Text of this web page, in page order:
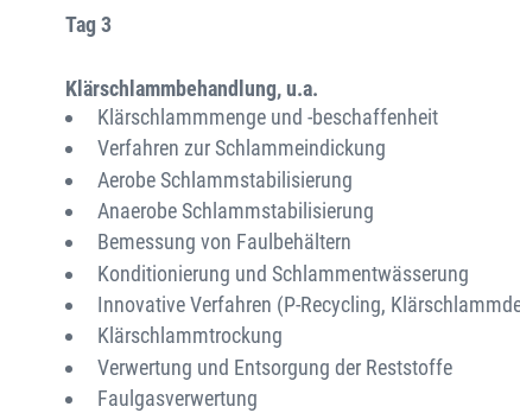
Tag 3
Klärschlammbehandlung, u.a.
Klärschlammmenge und -beschaffenheit
Verfahren zur Schlammeindickung
Aerobe Schlammstabilisierung
Anaerobe Schlammstabilisierung
Bemessung von Faulbehältern
Konditionierung und Schlammentwässerung
Innovative Verfahren (P-Recycling,
Klärschlammtrockung
Verwertung und Entsorgung der Reststoffe
Faulgasverwertung